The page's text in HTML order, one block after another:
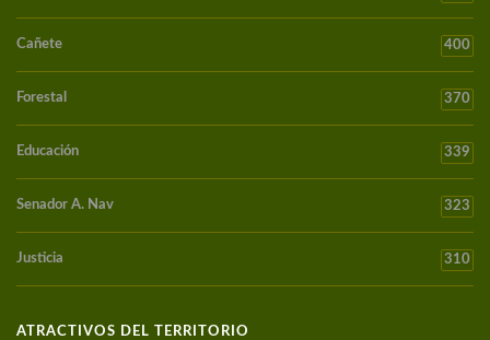
Cañete 400
Forestal 370
Educación 339
Senador A. Nav 323
Justicia 310
ATRACTIVOS DEL TERRITORIO